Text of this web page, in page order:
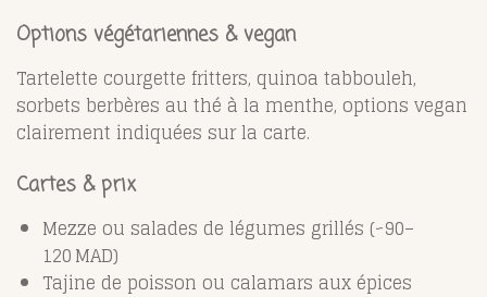
Options végétariennes & vegan
Tartelette courgette fritters, quinoa tabbouleh,
sorbets berbères au thé à la menthe, options vegan
clairement indiquées sur la carte.
Cartes & prix
Mezze ou salades de légumes grillés (~90–
120 MAD)
Tajine de poisson ou calamars aux épices